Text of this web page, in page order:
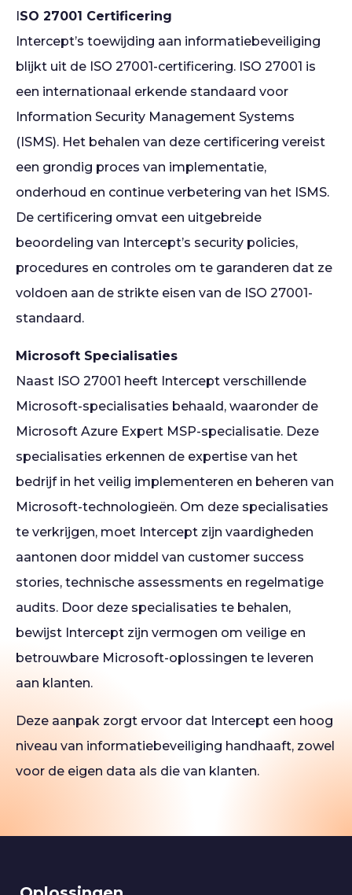
ISO 27001 Certificering
Intercept’s toewijding aan informatiebeveiliging
blijkt uit de ISO 27001-certificering. ISO 27001 is
een internationaal erkende standaard voor
Information Security Management Systems
(ISMS). Het behalen van deze certificering vereist
een grondig proces van implementatie,
onderhoud en continue verbetering van het ISMS.
De certificering omvat een uitgebreide
beoordeling van Intercept’s security policies,
procedures en controles om te garanderen dat ze
voldoen aan de strikte eisen van de ISO 27001-
standaard.
Microsoft Specialisaties
Naast ISO 27001 heeft Intercept verschillende
Microsoft-specialisaties behaald, waaronder de
Microsoft Azure Expert MSP-specialisatie. Deze
specialisaties erkennen de expertise van het
bedrijf in het veilig implementeren en beheren van
Microsoft-technologieën. Om deze specialisaties
te verkrijgen, moet Intercept zijn vaardigheden
aantonen door middel van customer success
stories, technische assessments en regelmatige
audits. Door deze specialisaties te behalen,
bewijst Intercept zijn vermogen om veilige en
betrouwbare Microsoft-oplossingen te leveren
aan klanten.
Deze aanpak zorgt ervoor dat Intercept een hoog
niveau van informatiebeveiliging handhaaft, zowel
voor de eigen data als die van klanten.